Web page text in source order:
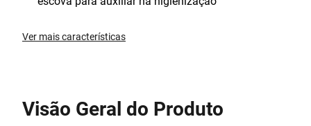
Ver mais características
Visão Geral do Produto